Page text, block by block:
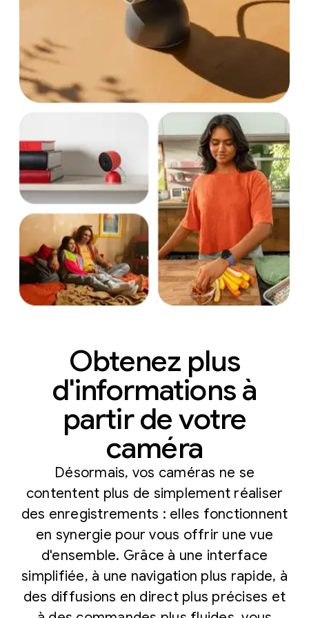
Obtenez plus
d'informations à
partir de votre
caméra
Désormais, vos caméras ne se
contentent plus de simplement réaliser
des enregistrements : elles fonctionnent
en synergie pour vous offrir une vue
d'ensemble. Grâce à une interface
simplifiée, à une navigation plus rapide, à
des diffusions en direct plus précises et